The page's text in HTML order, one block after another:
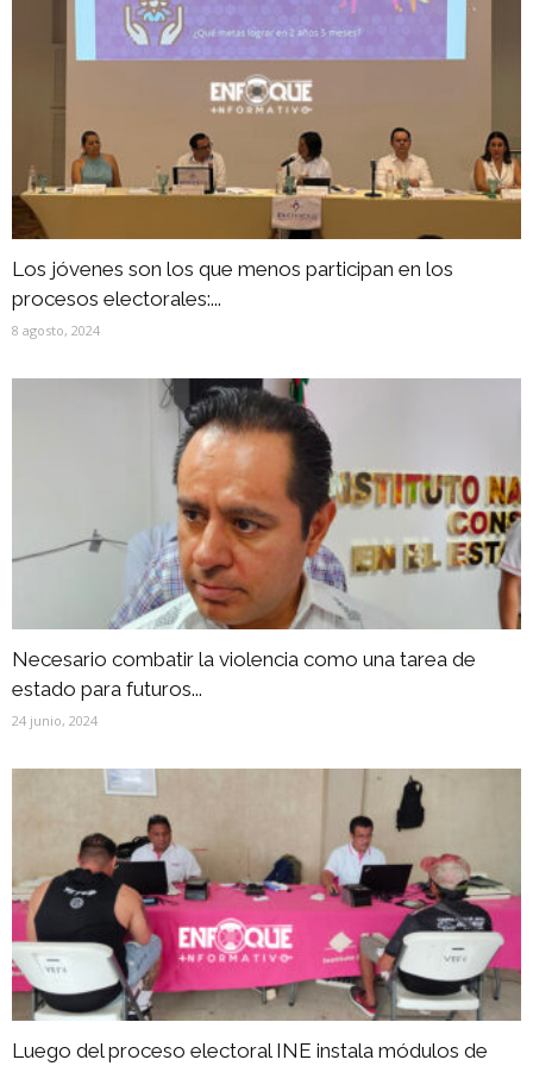
Los jóvenes son los que menos participan en los
procesos electorales:...
8 agosto, 2024
Necesario combatir la violencia como una tarea de
estado para futuros...
24 junio, 2024
Luego del proceso electoral INE instala módulos de